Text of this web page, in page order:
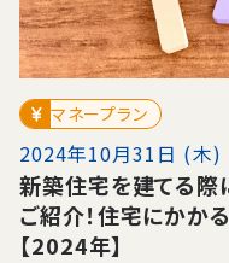
マネープラン
2024年10月31日 (木)
新築住宅を建てる際
ご紹介！住宅にかか
【2024年】